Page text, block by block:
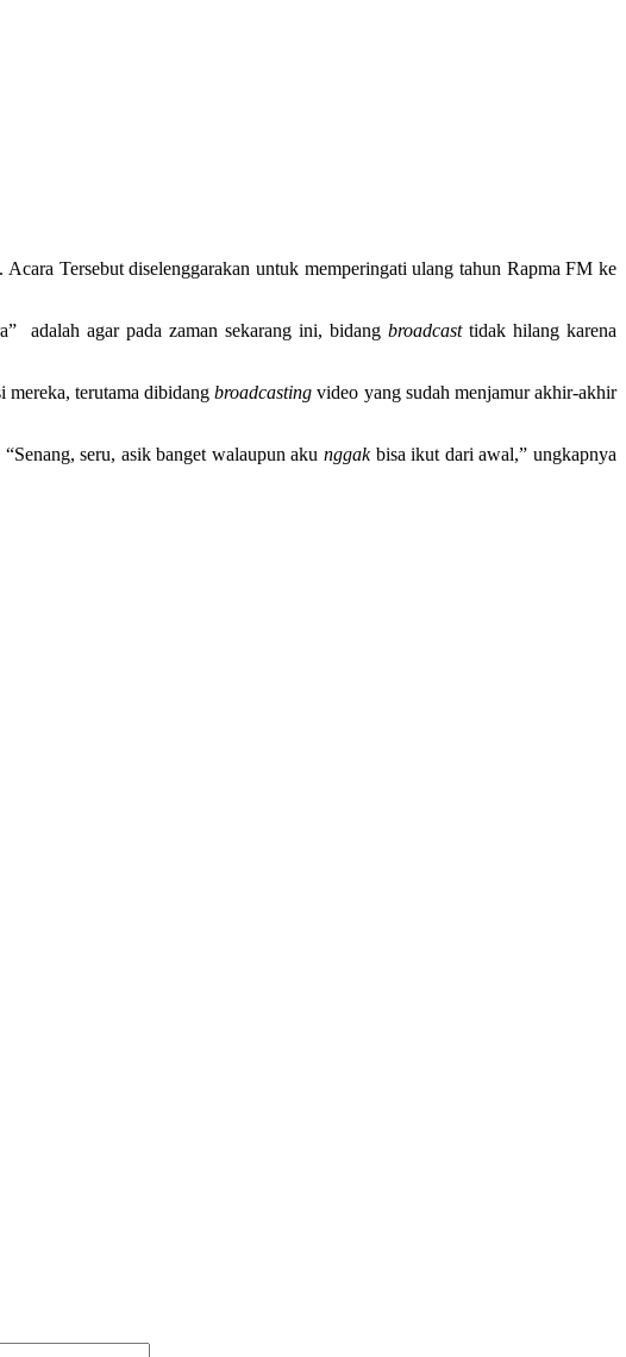
Tersebut diselenggarakan untuk memperingati ulang tahun Rapma FM ke
adalah agar pada zaman sekarang ini, bidang broadcast tidak hilang karena
mereka, terutama dibidangbroadcasting video yang sudah menjamur akhir-akhir
seru, asik banget walaupun akunggakbisa ikut dari awal,” ungkapnya